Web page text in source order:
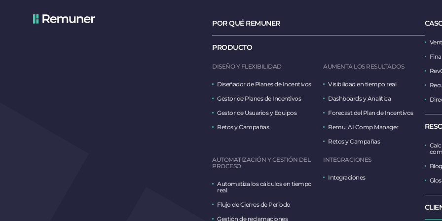
POR QUÉ REMUNER
PRODUCTO
DISEÑO Y FLEXIBILIDAD
Diseñador de Planes de Incentivos
Gestor de Planes de Incentivos
Gestor de Usuarios y Equipos
Retos y Campañas
AUMENTA LOS RESULTADOS
Visibilidad en tiempo real
Dashboards y Analítica
Forecast del Plan de Incentivos
Remu, AI Comp Manager
Retos y Campañas
AUTOMATIZACIÓN Y GESTIÓN DEL
PROCESO
Automatiza los cálculos en tiempo
real
Flujo de Cierres de Periodo
Gestión de reclamaciones
INTEGRACIONES
Integraciones
Blog